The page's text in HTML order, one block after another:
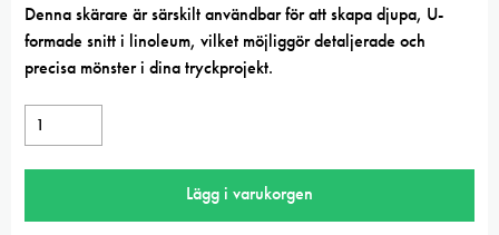
Denna skärare är särskilt användbar för att skapa djupa, U-
formade snitt i linoleum, vilket möjliggör detaljerade och
precisa mönster i dina tryckprojekt.
Lino
Cutter
No
12-
Lägg i varukorgen